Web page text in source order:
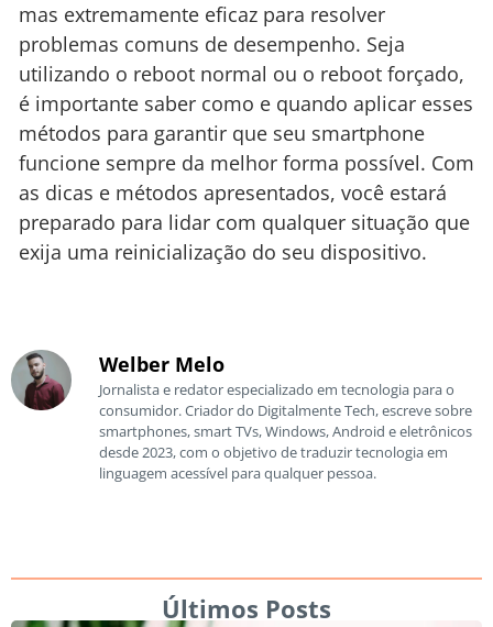
mas extremamente eficaz para resolver
problemas comuns de desempenho. Seja
utilizando o reboot normal ou o reboot forçado,
é importante saber como e quando aplicar esses
métodos para garantir que seu smartphone
funcione sempre da melhor forma possível. Com
as dicas e métodos apresentados, você estará
preparado para lidar com qualquer situação que
exija uma reinicialização do seu dispositivo.
Welber Melo
Jornalista e redator especializado em tecnologia para o
consumidor. Criador do Digitalmente Tech, escreve sobre
smartphones, smart TVs, Windows, Android e eletrônicos
desde 2023, com o objetivo de traduzir tecnologia em
linguagem acessível para qualquer pessoa.
Últimos Posts